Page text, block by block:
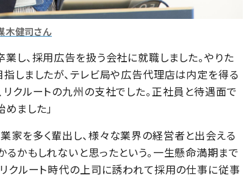
木健司さん
し、採用広告を扱う会社に就職しました。やりた
しましたが、テレビ局や広告代理店は内定を得る
クルートの九州の支社でした。正社員と待遇面で
ました」
家を多く輩出し、様々な業界の経営者と出会える
かもしれないと思ったという。一生懸命満期まで
クルート時代の上司に誘われて採用の仕事に従事